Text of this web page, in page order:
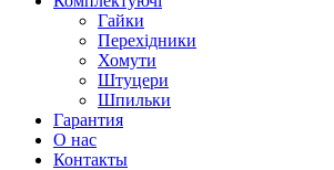
Гайки
Перехідники
Хомути
Штуцери
Шпильки
Гарантия
О нас
Контакты